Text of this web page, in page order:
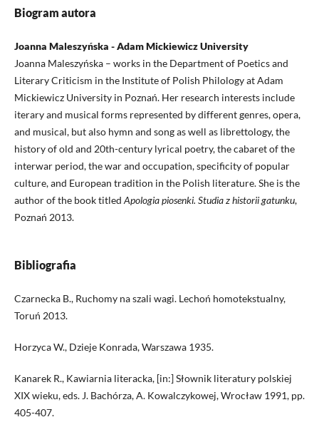
Biogram autora
Joanna Maleszyńska - Adam Mickiewicz University
Joanna Maleszyńska – works in the Department of Poetics and
Literary Criticism in the Institute of Polish Philology at Adam
Mickiewicz University in Poznań. Her research interests include
iterary and musical forms represented by different genres, opera,
and musical, but also hymn and song as well as librettology, the
history of old and 20th-century lyrical poetry, the cabaret of the
interwar period, the war and occupation, specificity of popular
culture, and European tradition in the Polish literature. She is the
author of the book titled Apologia piosenki. Studia z historii gatunku,
Poznań 2013.
Bibliografia
Czarnecka B., Ruchomy na szali wagi. Lechoń homotekstualny,
Toruń 2013.
Horzyca W., Dzieje Konrada, Warszawa 1935.
Kanarek R., Kawiarnia literacka, [in:] Słownik literatury polskiej
XIX wieku, eds. J. Bachórza, A. Kowalczykowej, Wrocław 1991, pp.
405-407.